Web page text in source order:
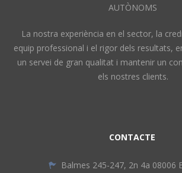
AUTÒNOMS
La nostra experiència en el sector, la
equip professional i el rigor dels resultats,
un servei de gran qualitat i mantenir un
els nostres clients.
CONTACTE
Balmes 245-247, 2n 4a 08006